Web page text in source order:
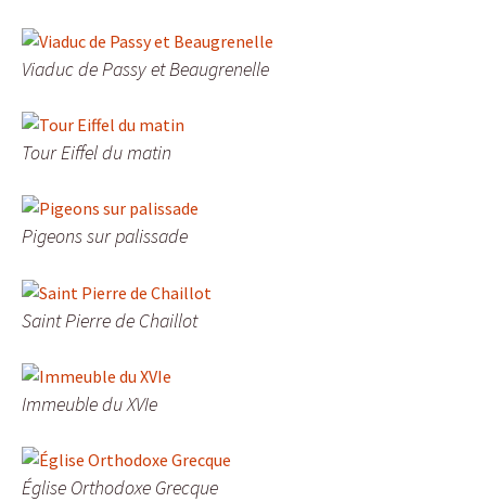
Viaduc de Passy et Beaugrenelle
Tour Eiffel du matin
Pigeons sur palissade
Saint Pierre de Chaillot
Immeuble du XVIe
Église Orthodoxe Grecque